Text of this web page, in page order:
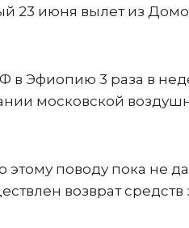
23 июня вылет из
в Эфиопию 3 раза в
московской
поводу пока не
возврат средств